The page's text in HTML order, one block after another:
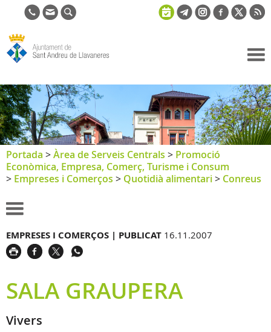
de Sant
Andreu de
Llavaneres
Portada >Àrea de Serveis Centrals > Promoció
Econòmica, Empresa, Comerç, Turisme i Consum
> Empreses i Comerços > Quotidià alimentari> Conreus
EMPRESES I COMERÇOS | PUBLICAT 16.11.2007
SALA GRAUPERA
Vivers